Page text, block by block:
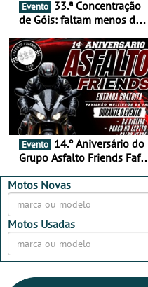
Evento
de Góis: faltam menos de
16 de agosto
Evento
Grupo Asfalto Friends Fafe,
2026
Motos Novas
Motos Usadas